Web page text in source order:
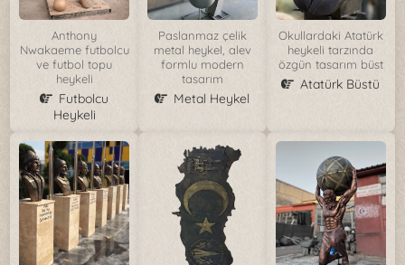
Anthony
Nwakaeme futbolcu
ve futbol topu
heykeli
Futbolcu
Heykeli
Paslanmaz çelik
metal heykel, alev
formlu modern
tasarım
Metal Heykel
Okullardaki Atatürk
heykeli tarzında
özgün tasarım büst
Atatürk Büstü